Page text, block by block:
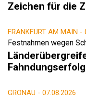
Zeichen für die
FRANKFURT AM MAIN -
Festnahmen wegen
GRONAU - 07.08.2026